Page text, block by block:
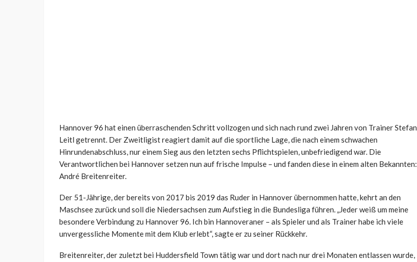
Hannover 96 hat einen überraschenden Schritt vollzogen und sich nach rund zwei Jahren von Trainer Stefan
Leitl getrennt. Der Zweitligist reagiert damit auf die sportliche Lage, die nach einem schwachen
Hinrundenabschluss, nur einem Sieg aus den letzten sechs Pflichtspielen, unbefriedigend war. Die
Verantwortlichen bei Hannover setzen nun auf frische Impulse – und fanden diese in einem alten Bekannten:
André Breitenreiter.
Der 51-Jährige, der bereits von 2017 bis 2019 das Ruder in Hannover übernommen hatte, kehrt an den
Maschsee zurück und soll die Niedersachsen zum Aufstieg in die Bundesliga führen. „Jeder weiß um meine
besondere Verbindung zu Hannover 96. Ich bin Hannoveraner – als Spieler und als Trainer habe ich viele
unvergessliche Momente mit dem Klub erlebt“, sagte er zu seiner Rückkehr.
Breitenreiter, der zuletzt bei Huddersfield Town tätig war und dort nach nur drei Monaten entlassen wurde,